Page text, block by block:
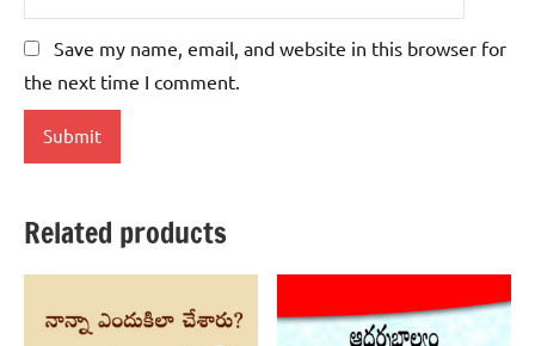
Save my name, email, and website in this browser for
the next time I comment.
Related products